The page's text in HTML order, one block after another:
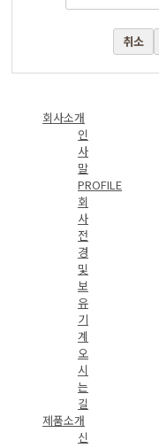
취소
회사소개
인
사
말
PROFILE
회
사
전
경
및
보
유
기
계
오
시
는
길
제품소개
신